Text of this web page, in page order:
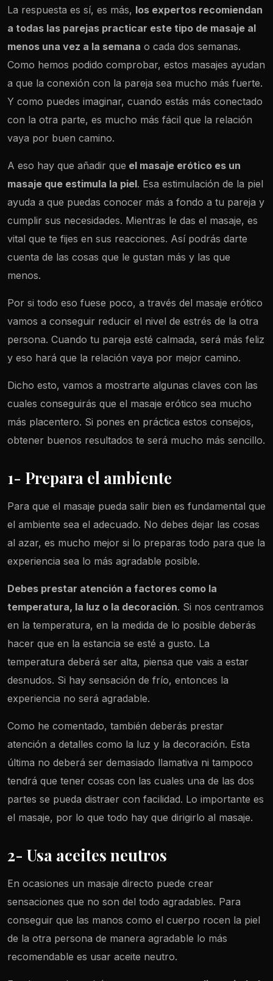
La respuesta es sí, es más, los expertos recomiendan
a todas las parejas practicar este tipo de masaje al
menos una vez a la semana o cada dos semanas.
Como hemos podido comprobar, estos masajes ayudan
a que la conexión con la pareja sea mucho más fuerte.
Y como puedes imaginar, cuando estás más conectado
con la otra parte, es mucho más fácil que la relación
vaya por buen camino.
A eso hay que añadir que el masaje erótico es un
masaje que estimula la piel. Esa estimulación de la piel
ayuda a que puedas conocer más a fondo a tu pareja y
cumplir sus necesidades. Mientras le das el masaje, es
vital que te fijes en sus reacciones. Así podrás darte
cuenta de las cosas que le gustan más y las que
menos.
Por si todo eso fuese poco, a través del masaje erótico
vamos a conseguir reducir el nivel de estrés de la otra
persona. Cuando tu pareja esté calmada, será más feliz
y eso hará que la relación vaya por mejor camino.
Dicho esto, vamos a mostrarte algunas claves con las
cuales conseguirás que el masaje erótico sea mucho
más placentero. Si pones en práctica estos consejos,
obtener buenos resultados te será mucho más sencillo.
1- Prepara el ambiente
Para que el masaje pueda salir bien es fundamental que
el ambiente sea el adecuado. No debes dejar las cosas
al azar, es mucho mejor si lo preparas todo para que la
experiencia sea lo más agradable posible.
Debes prestar atención a factores como la
temperatura, la luz o la decoración. Si nos centramos
en la temperatura, en la medida de lo posible deberás
hacer que en la estancia se esté a gusto. La
temperatura deberá ser alta, piensa que vais a estar
desnudos. Si hay sensación de frío, entonces la
experiencia no será agradable.
Como he comentado, también deberás prestar
atención a detalles como la luz y la decoración. Esta
última no deberá ser demasiado llamativa ni tampoco
tendrá que tener cosas con las cuales una de las dos
partes se pueda distraer con facilidad. Lo importante es
el masaje, por lo que todo hay que dirigirlo al masaje.
2- Usa aceites neutros
En ocasiones un masaje directo puede crear
sensaciones que no son del todo agradables. Para
conseguir que las manos como el cuerpo rocen la piel
de la otra persona de manera agradable lo más
recomendable es usar aceite neutro.